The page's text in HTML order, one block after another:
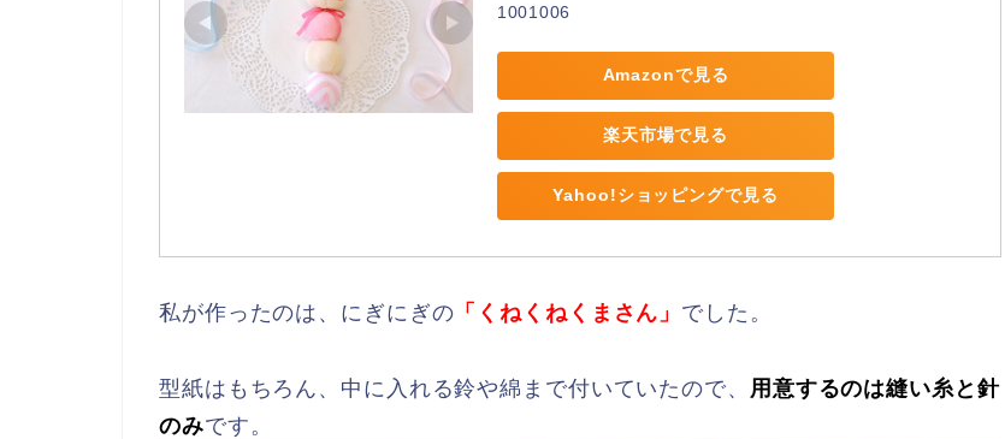
1001006
Amazonで見る
楽天市場で見る
Yahoo!ショッピングで見る
私が作ったのは、にぎにぎの 「くねくねくまさん」 でした。
型紙はもちろん、中に入れる鈴や綿まで付いていたので、
用意するのは縫い糸と針
のみです。